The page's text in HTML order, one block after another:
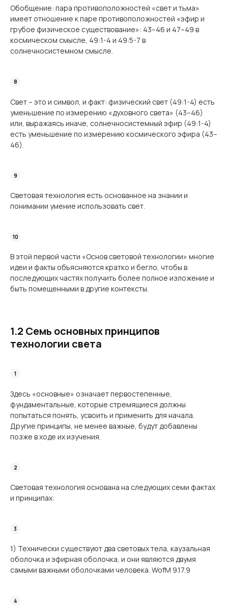
Обобщение: пара противоположностей «свет и тьма»
имеет отношение к паре противоположностей «эфир и
грубое физическое существование»: 43–46 и 47–49 в
космическом смысле, 49:1-4 и 49:5-7 в
солнечносистемном смысле.
Свет – это и символ, и факт: физический свет (49:1-4) есть
уменьшение по измерению «духовного света» (43–46)
или, выражаясь иначе, солнечносистемный эфир (49:1-4)
есть уменьшение по измерению космического эфира (43–
46).
Световая технология есть основанное на знании и
понимании умение использовать свет.
В этой первой части «Основ световой технологии» многие
идеи и факты объясняются кратко и бегло, чтобы в
последующих частях получить более полное изложение и
быть помещенными в другие контексты.
1.2 Семь основных принципов
технологии света
Здесь «основные» означает первостепенные,
фундаментальные, которые стремящиеся должны
попытаться понять, усвоить и применить для начала.
Другие принципы, не менее важные, будут добавлены
позже в ходе их изучения.
Световая технология основана на следующих семи фактах
и принципах:
1) Технически существуют два световых тела, каузальная
оболочка и эфирная оболочка, и они являются двумя
самыми важными оболочками человека. WofM 9.17.9